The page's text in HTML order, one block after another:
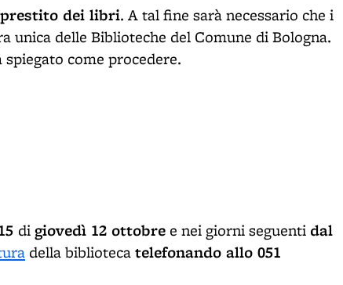
prestito dei libri. A tal fine sarà necessario che i
unica delle Biblioteche del Comune di Bologna.
come procedere.
digiovedì 12 ottobre e nei giorni seguenti dal
della bibliotecatelefonando allo 051